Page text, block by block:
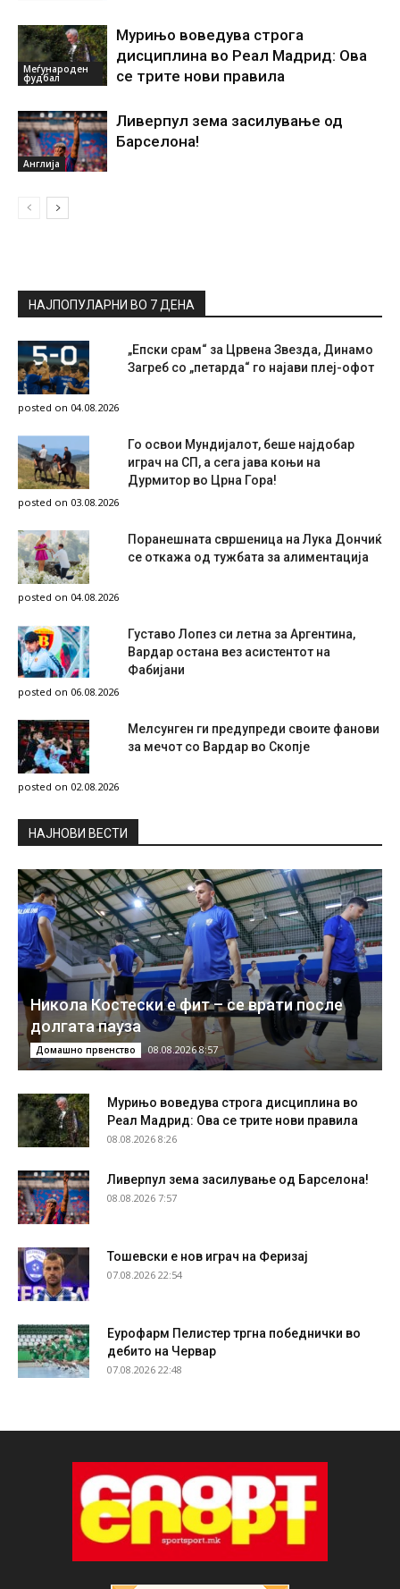
Меѓународен
фудбал
Мурињо воведува строга
дисциплина во Реал Мадрид: Ова
се трите нови правила
Англија
Ливерпул зема засилување од
Барселона!
НАЈПОПУЛАРНИ ВО 7 ДЕНА
„Епски срам“ за Црвена Звезда, Динамо
Загреб со „петарда“ го најави плеј-офот
posted on 04.08.2026
Го освои Мундијалот, беше најдобар
играч на СП, а сега јава коњи на
Дурмитор во Црна Гора!
posted on 03.08.2026
Поранешната свршеница на Лука Дончиќ
се откажа од тужбата за алиментација
posted on 04.08.2026
Густаво Лопез си летна за Аргентина,
Вардар остана вез асистентот на
Фабијани
posted on 06.08.2026
Мелсунген ги предупреди своите фанови
за мечот со Вардар во Скопје
posted on 02.08.2026
НAЈНОВИ ВЕСТИ
Никола Костески е фит – се врати после
долгата пауза
Домашно првенство 08.08.2026 8:57
Мурињо воведува строга дисциплина во
Реал Мадрид: Ова се трите нови правила
08.08.2026 8:26
Ливерпул зема засилување од Барселона!
08.08.2026 7:57
Тошевски е нов играч на Феризај
07.08.2026 22:54
Еурофарм Пелистер тргна победнички во
дебито на Червар
07.08.2026 22:48